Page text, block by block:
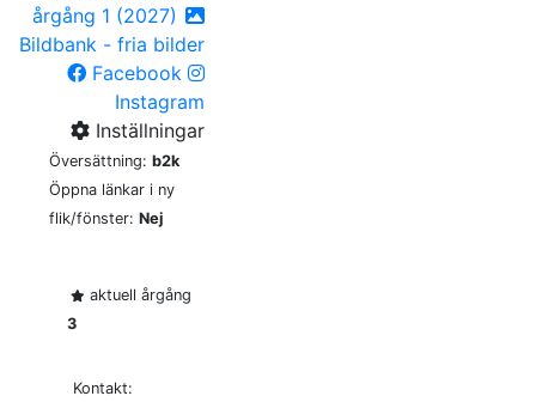
årgång 1 (2027)
Bildbank - fria bilder
Facebook
Instagram
Inställningar
Översättning: b2k
Öppna länkar i ny
flik/fönster: Nej
aktuell årgång
3
Kontakt: